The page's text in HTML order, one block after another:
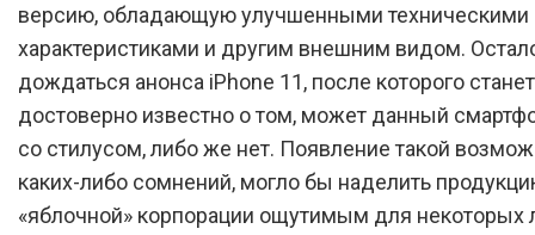
версию, обладающую улучшенными техническими
характеристиками и другим внешним видом.
дождаться анонса iPhone 11, после которого станет
достоверно известно о том, может данный
со стилусом, либо же нет. Появление такой
каких-либо сомнений, могло бы наделить
«яблочной» корпорации ощутимым для некоторых